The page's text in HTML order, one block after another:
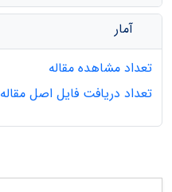
آمار
تعداد مشاهده مقاله
تعداد دریافت فایل اصل مقاله